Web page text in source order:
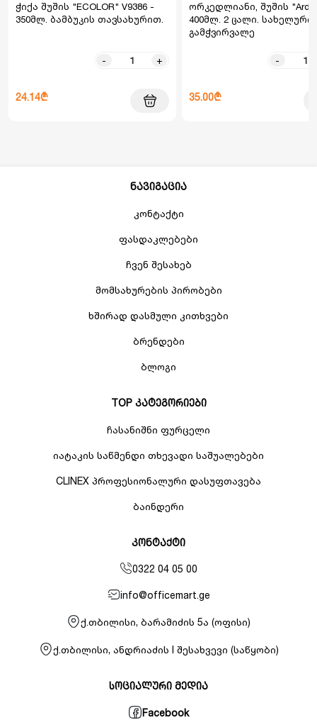
ჭიქა შუშის "ECOLOR" V9386 -
350მლ. ბამბუკის თავსახურით.
- +
24.14₾
ორკედლიანი, შუშის
400მლ. 2 ცალი.
გამჭვირვალე
-
35.00₾
ნავიგაცია
კონტაქტი
ფასდაკლებები
ჩვენ შესახებ
მომსახურების პირობები
ხშირად დასმული კითხვები
ბრენდები
ბლოგი
TOP კატეგორიები
ჩასანიშნი ფურცელი
იატაკის საწმენდი თხევადი საშუალებები
CLINEX პროფესიონალური დასუფთავება
ბაინდერი
კონტაქტი
0322 04 05 00
info@officemart.ge
ქ.თბილისი, ბარამიძის 5ა (ოფისი)
ქ.თბილისი, ანდრიაძის I შესახვევი (საწყობი)
სოციალური მედია
Facebook